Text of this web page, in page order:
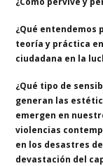
¿Qué entendemos
teoría y práctica
ciudadana en la
¿Qué tipo de
generan las
emergen en
violencias
en los desastres
devastación del